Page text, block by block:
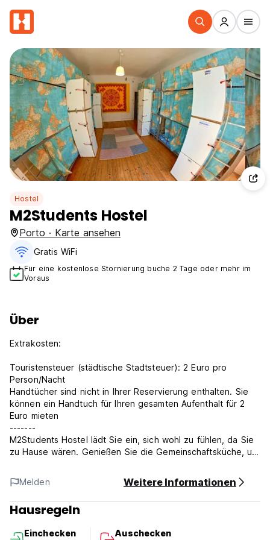
Hostel
M2Students Hostel
Porto · Karte ansehen
Gratis WiFi
Für eine kostenlose Stornierung buche 2 Tage oder mehr im
Voraus
Über
Extrakosten:
Touristensteuer (städtische Stadtsteuer): 2 Euro pro
Person/Nacht
Handtücher sind nicht in Ihrer Reservierung enthalten. Sie
können ein Handtuch für Ihren gesamten Aufenthalt für 2
Euro mieten
-------
M2Students Hostel lädt Sie ein, sich wohl zu fühlen, da Sie
zu Hause wären. Genießen Sie die Gemeinschaftsküche, um
Gemeinschaftsbereich außerhalb und das gemütliche
Wohnzimmer zum Lesen eines Buches?
Hier bieten wir Ihnen das Wesentliche, um eine Pause auf
Dusche und einer guten Pause, um am nächsten Tag den
Melden Weitere Informationen
Hausregeln
Einchecken
Auschecken